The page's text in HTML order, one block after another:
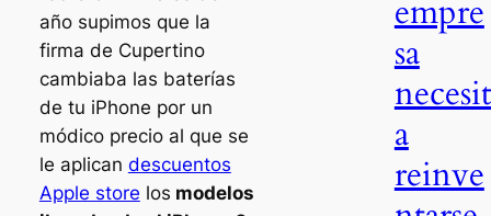
año supimos que la
firma de Cupertino
cambiaba las baterías
de tu iPhone por un
módico precio al que se
le aplican descuentos
Apple store los modelos
empre
sa
necesit
a
reinve